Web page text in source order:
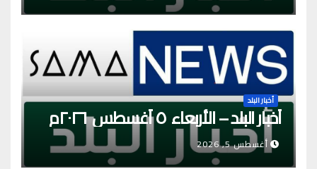
أخبار البلد
أخبار البلد – الأربعاء ٥ أغسطس ٢٠٢٦م
أغسطس 5, 2026